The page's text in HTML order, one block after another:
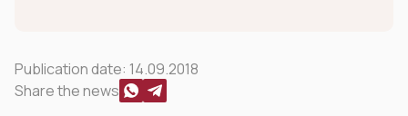
Publication date: 14.09.2018
Share the news